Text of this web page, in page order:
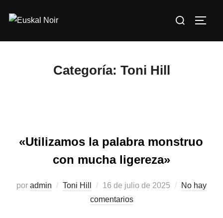
Buscar:
Categoría: Toni Hill
«Utilizamos la palabra monstruo
con mucha ligereza»
por admin Toni Hill
Publicado
el
16 de julio de 2025
No hay
comentarios